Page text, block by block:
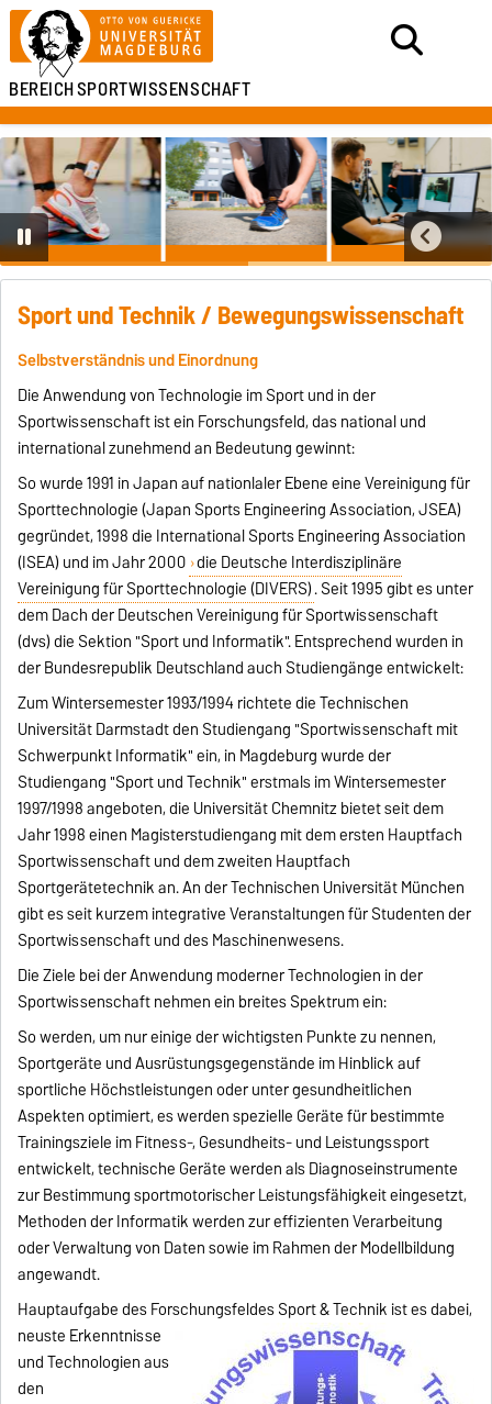
BEREICHSPORTWISSENSCHAFT
Sport und Technik / Bewegungswissenschaft
Selbstverständnis und Einordnung
Die Anwendung von Technologie im Sport und in der
Sportwissenschaft ist ein Forschungsfeld, das national und
international zunehmend an Bedeutung gewinnt:
So wurde 1991 in Japan auf nationlaler Ebene eine Vereinigung für
Sporttechnologie (Japan Sports Engineering Association, JSEA)
gegründet, 1998 die International Sports Engineering Association
(ISEA) und im Jahr 2000 die Deutsche Interdisziplinäre
Vereinigung für Sporttechnologie (DIVERS). Seit 1995 gibt es unter
dem Dach der Deutschen Vereinigung für Sportwissenschaft
(dvs) die Sektion "Sport und Informatik". Entsprechend wurden in
der Bundesrepublik Deutschland auch Studiengänge entwickelt:
Zum Wintersemester 1993/1994 richtete die Technischen
Universität Darmstadt den Studiengang "Sportwissenschaft mit
Schwerpunkt Informatik" ein, in Magdeburg wurde der
Studiengang "Sport und Technik" erstmals im Wintersemester
1997/1998 angeboten, die Universität Chemnitz bietet seit dem
Jahr 1998 einen Magisterstudiengang mit dem ersten Hauptfach
Sportwissenschaft und dem zweiten Hauptfach
Sportgerätetechnik an. An der Technischen Universität München
gibt es seit kurzem integrative Veranstaltungen für Studenten der
Sportwissenschaft und des Maschinenwesens.
Die Ziele bei der Anwendung moderner Technologien in der
Sportwissenschaft nehmen ein breites Spektrum ein:
So werden, um nur einige der wichtigsten Punkte zu nennen,
Sportgeräte und Ausrüstungsgegenstände im Hinblick auf
sportliche Höchstleistungen oder unter gesundheitlichen
Aspekten optimiert, es werden spezielle Geräte für bestimmte
Trainingsziele im Fitness-, Gesundheits- und Leistungssport
entwickelt, technische Geräte werden als Diagnoseinstrumente
zur Bestimmung sportmotorischer Leistungsfähigkeit eingesetzt,
Methoden der Informatik werden zur effizienten Verarbeitung
oder Verwaltung von Daten sowie im Rahmen der Modellbildung
angewandt.
Hauptaufgabe des Forschungsfeldes Sport &Technik ist es dabei,
neuste Erkenntnisse
und Technologien aus
den